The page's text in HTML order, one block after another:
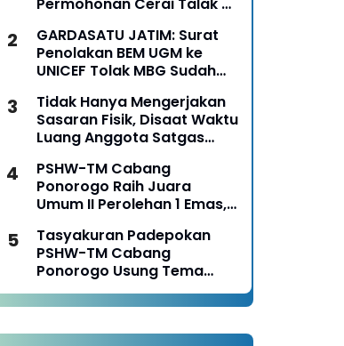
Ponorogo
GARDASATU JATIM: Surat
Penolakan BEM UGM ke
UNICEF Tolak MBG Sudah
Tidak Hanya Mengerjakan
Sasaran Fisik, Disaat Waktu
Luang Anggota Satgas
Tangan Bantu Warga
Panen Jagung
PSHW-TM Cabang
Ponorogo Raih Juara
Umum II Perolehan 1 Emas,
pada Kejurkab IPSI
Ponorogo Tahun 2026
Tasyakuran Padepokan
PSHW-TM Cabang
Ponorogo Usung Tema
Bersatu dalam
Persaudaraan, Berkarya